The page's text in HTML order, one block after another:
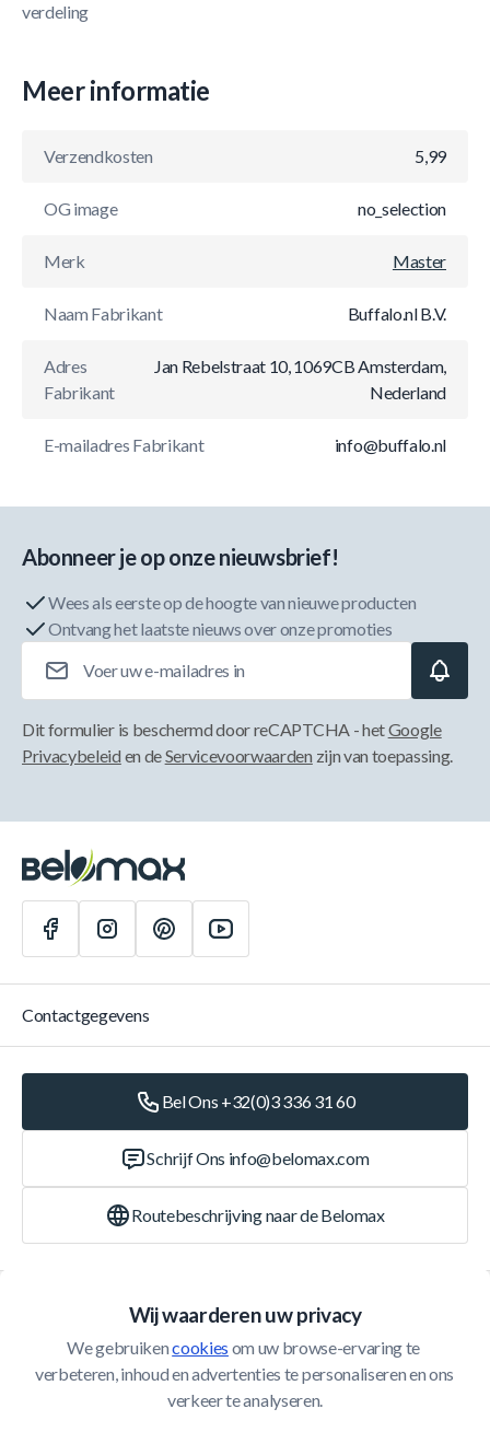
verdeling
Meer informatie
Verzendkosten 5,99
OG image no_selection
Merk Master
Naam Fabrikant Buffalo.nl B.V.
Adres
Fabrikant
Jan Rebelstraat 10, 1069CB Amsterdam,
Nederland
E-mailadres Fabrikant info@buffalo.nl
Wij waarderen uw privacy
We gebruiken cookies om uw browse-ervaring te
verbeteren, inhoud en advertenties te personaliseren en ons
verkeer te analyseren.
Abonneer je op onze nieuwsbrief!
Wees als eerste op de hoogte van nieuwe producten
Ontvang het laatste nieuws over onze promoties
Dit formulier is beschermd door reCAPTCHA - hetGoogle
Privacybeleid en deServicevoorwaarden zijn van toepassing.
Klantenservice
Contactgegevens
Bel Ons +32(0)3 336 31 60
Schrijf Ons info@belomax.com
Routebeschrijving naar de Belomax